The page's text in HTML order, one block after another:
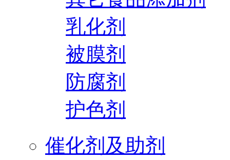
乳化剂
被膜剂
防腐剂
护色剂
催化剂及助剂